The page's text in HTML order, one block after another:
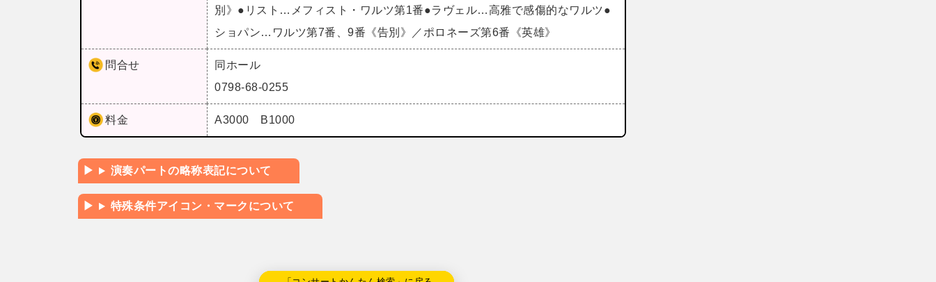
別》●リスト…メフィスト・ワルツ第1番●ラヴェル…高雅で感傷的なワルツ●
ショパン…ワルツ第7番、9番《告別》／ポロネーズ第6番《英雄》
問合せ
同ホール
0798-68-0255
料金 A3000 B1000
演奏パートの略称表記について
特殊条件アイコン・マークについて